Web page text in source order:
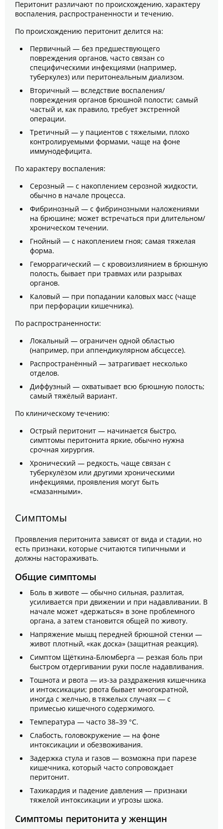
Перитонит различают по происхождению, характеру
воспаления, распространенности и течению.
По происхождению перитонит делится на:
Первичный — без предшествующего
повреждения органов, часто связан со
специфическими инфекциями (например,
туберкулез) или перитонеальным диализом.
Вторичный — вследствие воспаления/
повреждения органов брюшной полости; самый
частый и, как правило, требует экстренной
операции.
Третичный — у пациентов с тяжелыми, плохо
контролируемыми формами, чаще на фоне
иммунодефицита.
По характеру воспаления:
Серозный — с накоплением серозной жидкости,
обычно в начале процесса.
Фибринозный — с фибринозными наложениями
на брюшине; может встречаться при длительном/
хроническом течении.
Гнойный — с накоплением гноя; самая тяжелая
форма.
Геморрагический — с кровоизлиянием в брюшную
полость, бывает при травмах или разрывах
органов.
Каловый — при попадании каловых масс (чаще
при перфорации кишечника).
По распространенности:
Локальный — ограничен одной областью
(например, при аппендикулярном абсцессе).
Распространённый — затрагивает несколько
отделов.
Диффузный — охватывает всю брюшную полость;
самый тяжёлый вариант.
По клиническому течению:
Острый перитонит — начинается быстро,
симптомы перитонита яркие, обычно нужна
срочная хирургия.
Хронический — редкость, чаще связан с
туберкулёзом или другими хроническими
инфекциями, проявления могут быть
«смазанными».
Симптомы
Проявления перитонита зависят от вида и стадии, но
есть признаки, которые считаются типичными и
должны настораживать.
Общие симптомы
Боль в животе — обычно сильная, разлитая,
усиливается при движении и при надавливании. В
начале может «держаться» в зоне проблемного
органа, а затем становится общей по животу.
Напряжение мышц передней брюшной стенки —
живот плотный, «как доска» (защитная реакция).
Симптом Щёткина‑Блюмберга — резкая боль при
быстром отдергивании руки после надавливания.
Тошнота и рвота — из‑за раздражения кишечника
и интоксикации; рвота бывает многократной,
иногда с желчью, в тяжелых случаях — с
примесью кишечного содержимого.
Температура — часто 38–39 °C.
Слабость, головокружение — на фоне
интоксикации и обезвоживания.
Задержка стула и газов — возможна при парезе
кишечника, который часто сопровождает
перитонит.
Тахикардия и падение давления — признаки
тяжелой интоксикации и угрозы шока.
Симптомы перитонита у женщин